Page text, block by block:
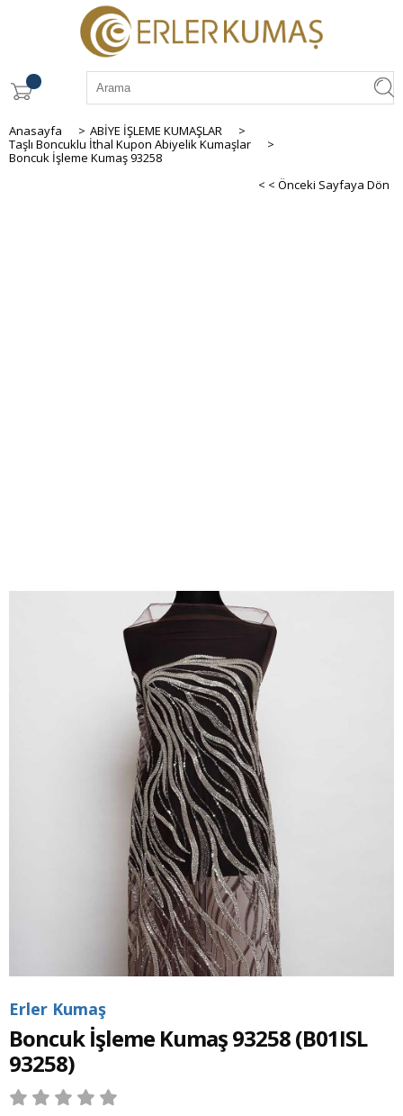
Anasayfa > ABİYE İŞLEME KUMAŞLAR
>
Taşlı Boncuklu İthal Kupon Abiyelik Kumaşlar
>
Boncuk İşleme Kumaş 93258
< < Önceki Sayfaya Dön
Erler Kumaş
Boncuk İşleme Kumaş 93258(B01ISL
93258)